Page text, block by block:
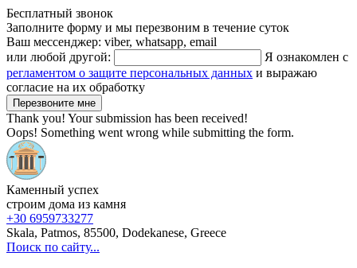
Бесплатный звонок
Заполните форму и мы перезвоним в течение суток
Ваш мессенджер: viber, whatsapp, email
или любой другой:
Я ознакомлен с
регламентом о защите персональных данных и выражаю
согласие на их обработку
Thank you! Your submission has been received!
Oops! Something went wrong while submitting the form.
Каменный успех
строим дома из камня
+30 6959733277
Skala, Patmos, 85500, Dodekanese, Greece
Поиск по сайту...